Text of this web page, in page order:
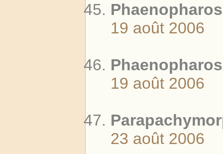
19 août 2006
19 août 2006
23 août 2006